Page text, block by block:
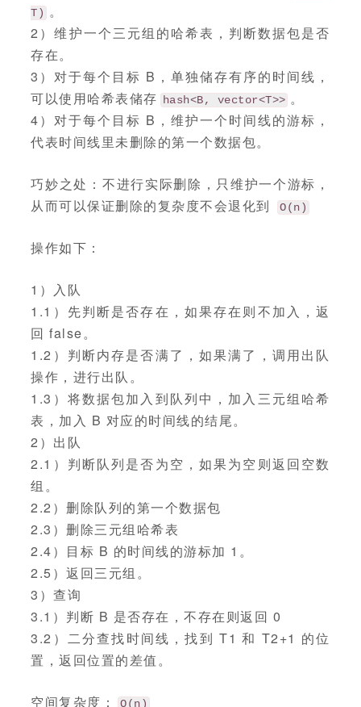
T) 。
2）维护一个三元组的哈希表，判断数据包是否
存在。
3）对于每个目标 B，单独储存有序的时间线，
可以使用哈希表储存
hash<B, vector<T>> 。
4）对于每个目标 B，维护一个时间线的游标，
代表时间线里未删除的第一个数据包。
巧妙之处：不进行实际删除，只维护一个游标，
从而可以保证删除的复杂度不会退化到
O(n)
操作如下：
1）入队
1.1）先判断是否存在，如果存在则不加入，返
回 false。
1.2）判断内存是否满了，如果满了，调用出队
操作，进行出队。
1.3）将数据包加入到队列中，加入三元组哈希
表，加入 B 对应的时间线的结尾。
2）出队
2.1）判断队列是否为空，如果为空则返回空数
组。
2.2）删除队列的第一个数据包
2.3）删除三元组哈希表
2.4）目标 B 的时间线的游标加 1。
2.5）返回三元组。
3）查询
3.1）判断 B 是否存在，不存在则返回 0
3.2）二分查找时间线，找到 T1 和 T2+1 的位
置，返回位置的差值。
空间复杂度： O(n)